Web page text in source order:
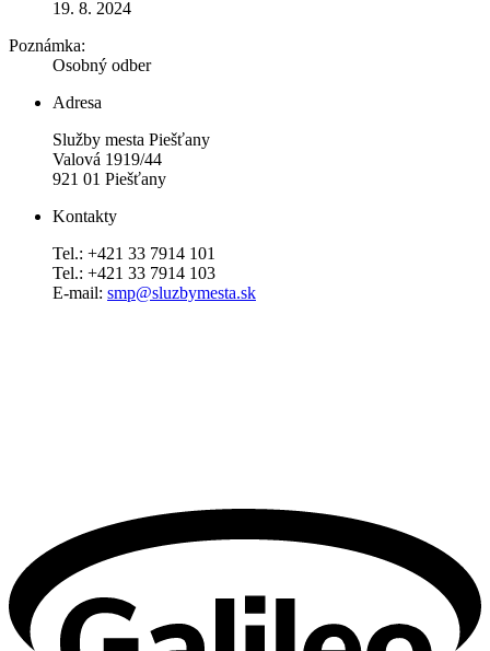
19. 8. 2024
Poznámka:
Osobný odber
Adresa
Služby mesta Piešťany
Valová 1919/44
921 01 Piešťany
Kontakty
Tel.: +421 33 7914 101
Tel.: +421 33 7914 103
E-mail: smp@sluzbymesta.sk